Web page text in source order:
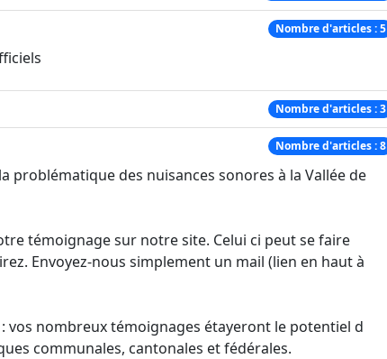
Nombre d'articles : 5
Nombre d'articles : 3
Nombre d'articles : 8
problématique des nuisances sonores à la Vallée de
témoignage sur notre site. Celui ci peut se faire
Envoyez-nous simplement un mail (lien en haut à
vos nombreux témoignages étayeront le potentiel d
communales, cantonales et fédérales.